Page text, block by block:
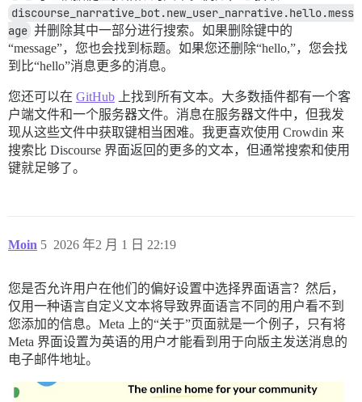
discourse_narrative_bot.new_user_narrative.hello.mess
age 并删除其中一部分进行搜索。如果删除键中的
“message”，您也会找到标题。如果您还删除“hello,”，您会找
到比“hello”消息更多的消息。
您还可以在 GitHub 上找到所有文本。大多数插件都有一个客
户端文件和一个服务器文件。消息在服务器文件中，但我发
现从这些文件中获取键相当困难。我更喜欢使用 Crowdin 来
搜索比 Discourse 界面返回的更多的文本，但通常搜索和使用
键就足够了。
Moin 2026 年2 月 1 日 22:19
5
您是否允许用户在他们的偏好设置中选择界面语言？然后，
仅用一种语言自定义文本将导致界面语言不同的用户看不到
您添加的信息。Meta 上的“关于”页面就是一个例子，只有将
Meta 界面设置为英语的用户才能看到用于向版主发送消息的
电子邮件地址。